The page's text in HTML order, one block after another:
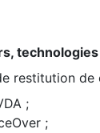
restitution de
;
;